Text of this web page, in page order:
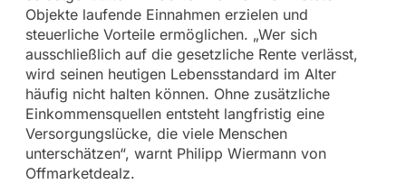
Objekte laufende Einnahmen erzielen und
steuerliche Vorteile ermöglichen. „Wer sich
ausschließlich auf die gesetzliche Rente verlässt,
wird seinen heutigen Lebensstandard im Alter
häufig nicht halten können. Ohne zusätzliche
Einkommensquellen entsteht langfristig eine
Versorgungslücke, die viele Menschen
unterschätzen“, warnt Philipp Wiermann von
Offmarketdealz.